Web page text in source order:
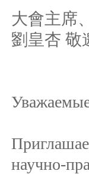
大會主席
劉皇杏 敬
научно-